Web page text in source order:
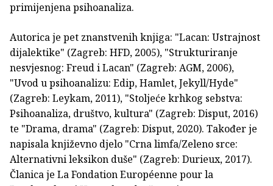
primijenjena psihoanaliza.
Autorica je pet znanstvenih knjiga: "Lacan: Ustrajnost
dijalektike" (Zagreb: HFD, 2005), "Strukturiranje
nesvjesnog: Freud i Lacan" (Zagreb: AGM, 2006),
"Uvod u psihoanalizu: Edip, Hamlet, Jekyll/Hyde"
(Zagreb: Leykam, 2011), "Stoljeće krhkog sebstva:
Psihoanaliza, društvo, kultura" (Zagreb: Disput, 2016)
te "Drama, drama" (Zagreb: Disput, 2020). Također je
napisala književno djelo "Crna limfa/Zeleno srce:
Alternativni leksikon duše" (Zagreb: Durieux, 2017).
Članica je La Fondation Européenne pour la